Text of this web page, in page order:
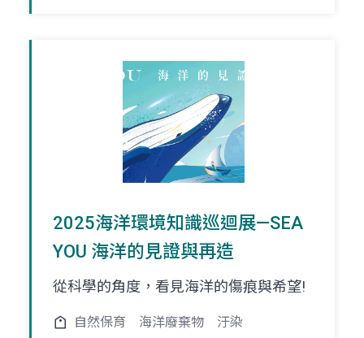
2025海洋環境知識巡迴展—SEA
YOU 海洋的見證與再造
從科學的角度，看見海洋的傷痕與希望!
自然保育 海洋廢棄物 汙染